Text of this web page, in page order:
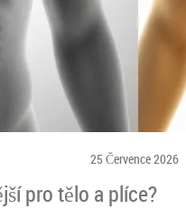
25 Července 2026
pro tělo a plíce?